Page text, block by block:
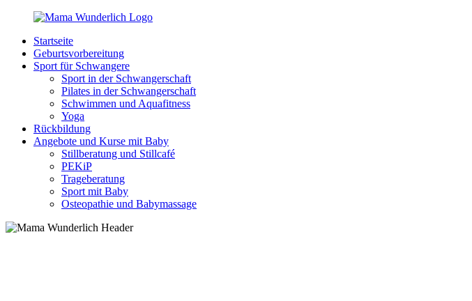
Zurück
Inhalt
MamaWunderlich.de
Mutti
sein
wunderbar!
Startseite
Geburtsvorbereitung
Sport für Schwangere
Sport in der Schwangerschaft
Pilates in der Schwangerschaft
Schwimmen und Aquafitness
Yoga
Rückbildung
Angebote und Kurse mit Baby
Stillberatung und Stillcafé
PEKiP
Trageberatung
Sport mit Baby
Osteopathie und Babymassage